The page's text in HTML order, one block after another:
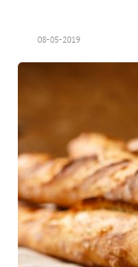
08-05-2019